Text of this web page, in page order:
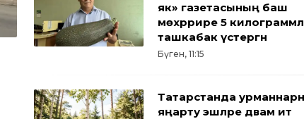
як» газетасының баш
мөхәррире 5
ташкабак үстергән
Бүген, 11:15
Татарстанда
яңарту эшләре дәвам итә